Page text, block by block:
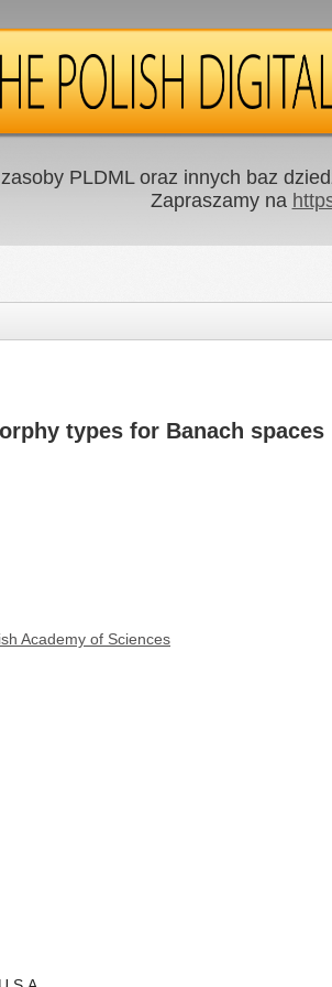
zasoby PLDML oraz innych baz
Zapraszamy na
types for Banach spaces
Academy of Sciences